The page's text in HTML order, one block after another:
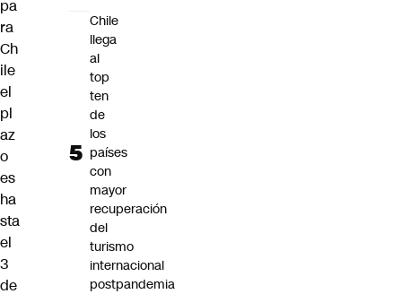
pa
ra
Ch
ile
el
pl
az
o
es
ha
sta
el
3
de
Chile
llega
al
top
ten
de
los
países
con
mayor
recuperación
del
turismo
internacional
postpandemia